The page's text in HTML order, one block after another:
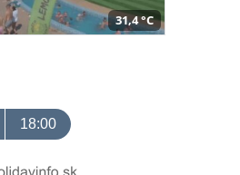
31,4 °C
18:00